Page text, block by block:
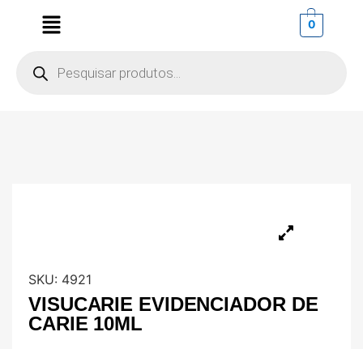
0
SKU: 4921
VISUCARIE EVIDENCIADOR DE
CARIE 10ML